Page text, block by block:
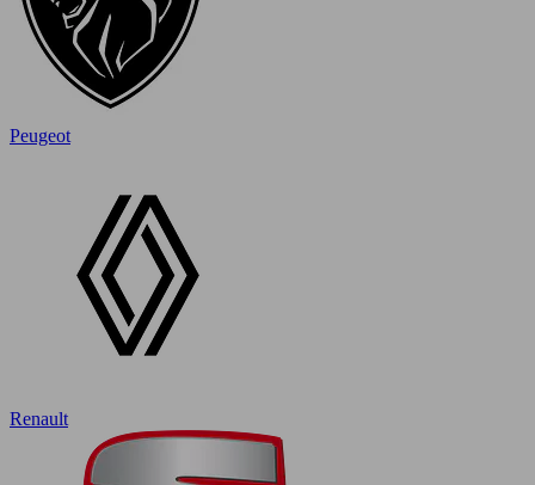
Peugeot
Renault